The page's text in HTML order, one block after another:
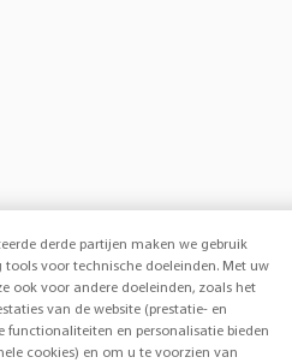
derde partijen maken we gebruik
voor technische doeleinden. Met uw
ook voor andere doeleinden, zoals het
van de website (prestatie- en
functionaliteiten en personalisatie bieden
cookies) en om u te voorzien van